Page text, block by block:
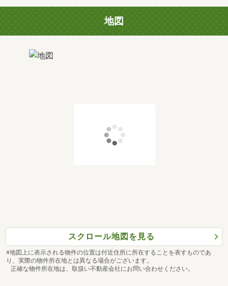
地図
スクロール地図を見る
※地図上に表示される物件の位置は付近住所に所在することを表すものであ
り、実際の物件所在地とは異なる場合がございます。
正確な物件所在地は、取扱い不動産会社にお問い合わせください。